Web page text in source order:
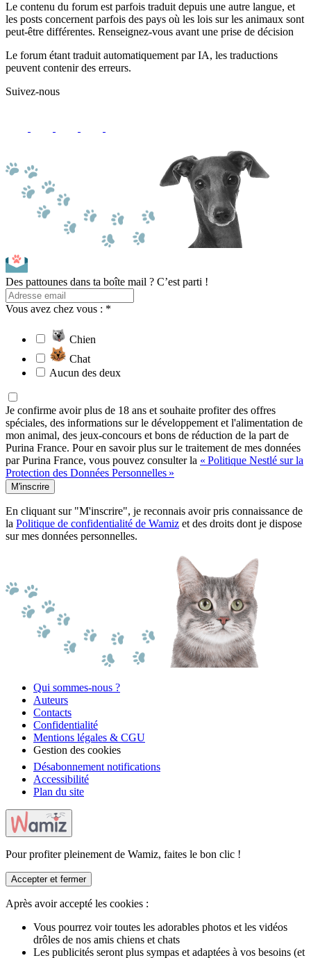
Le contenu du forum est parfois traduit depuis une autre langue, et
les posts concernent parfois des pays où les lois sur les animaux sont
peut-être différentes. Renseignez-vous avant une prise de décision
Le forum étant traduit automatiquement par IA, les traductions
peuvent contenir des erreurs.
Suivez-nous
Des pattounes dans ta boîte mail ? C’est parti !
Vous avez chez vous : *
Chien
Chat
Aucun des deux
Je confirme avoir plus de 18 ans et souhaite profiter des offres
spéciales, des informations sur le développement et l'alimentation de
mon animal, des jeux-concours et bons de réduction de la part de
Purina France. Pour en savoir plus sur le traitement de mes données
par Purina France, vous pouvez consulter la « Politique Nestlé sur la
Protection des Données Personnelles »
M'inscrire
En cliquant sur "M'inscrire", je reconnais avoir pris connaissance de
la Politique de confidentialité de Wamiz et des droits dont je dispose
sur mes données personnelles.
Qui sommes-nous ?
Auteurs
Contacts
Confidentialité
Mentions légales & CGU
Gestion des cookies
Désabonnement notifications
Accessibilité
Plan du site
Pour profiter pleinement de Wamiz, faites le bon clic !
Accepter et fermer
Après avoir accepté les cookies :
Vous pourrez voir toutes les adorables photos et les vidéos
drôles de nos amis chiens et chats
Les publicités seront plus sympas et adaptées à vos besoins (et